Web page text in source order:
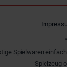
Spielwaren
Spielzeug